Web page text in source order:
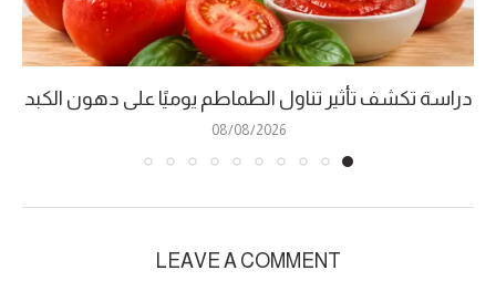
دراسة تكشف تأثير تناول الطماطم يوميًا على دهون الكبد
08/08/2026
LEAVE A COMMENT